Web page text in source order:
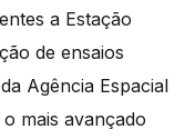
a Estação
de ensaios
Agência Espacial
mais avançado